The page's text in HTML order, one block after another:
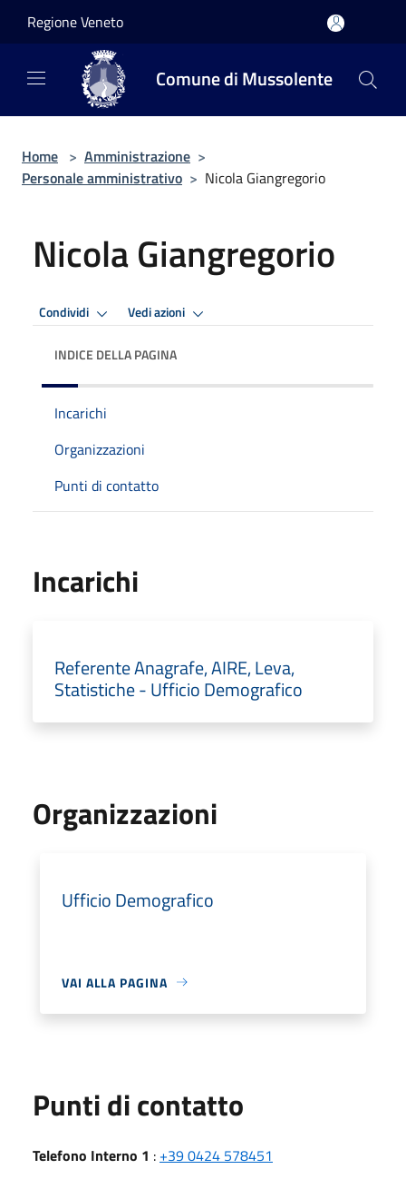
Regione Veneto
Comune di Mussolente
Home > Amministrazione >
Personale amministrativo > Nicola Giangregorio
Nicola Giangregorio
Condividi Vedi azioni
INDICE DELLA PAGINA
Incarichi
Organizzazioni
Punti di contatto
Incarichi
Referente Anagrafe, AIRE, Leva,
Statistiche - Ufficio Demografico
Organizzazioni
Ufficio Demografico
VAI ALLA PAGINA
Punti di contatto
Telefono Interno 1 : +39 0424 578451